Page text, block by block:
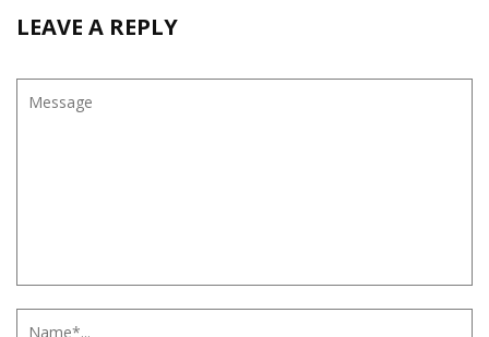
LEAVE A REPLY